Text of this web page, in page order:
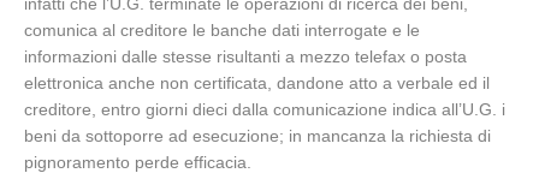
comunica al creditore le banche dati interrogate e le
informazioni dalle stesse risultanti a mezzo telefax o posta
elettronica anche non certificata, dandone atto a verbale ed il
creditore, entro giorni dieci dalla comunicazione indica all’U.G. i
beni da sottoporre ad esecuzione; in mancanza la richiesta di
pignoramento perde efficacia.